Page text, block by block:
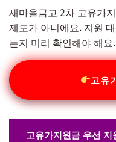
새마을금고 2차 고유가
제도가 아니에요. 지원
는지 미리 확인해야 해요.
고유
고유가지원금 우선 지